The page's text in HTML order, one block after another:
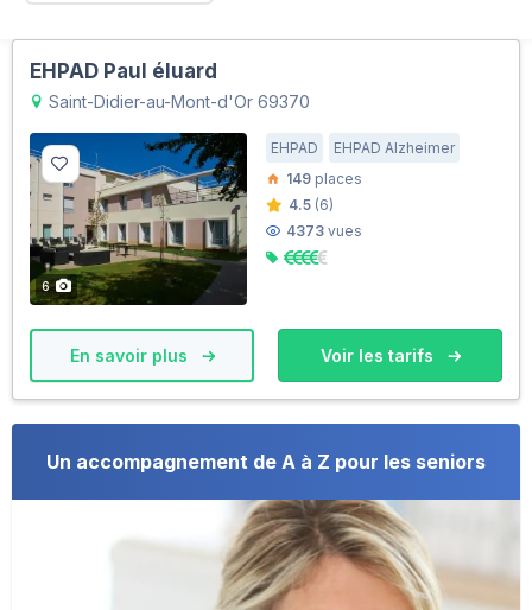
EHPAD Paul éluard
Saint-Didier-au-Mont-d'Or 69370
6
EHPAD
EHPAD Alzheimer
149 places
4.5 (6)
4373 vues
En savoir plus Voir les tarifs
Un accompagnement de A à Z pour les seniors